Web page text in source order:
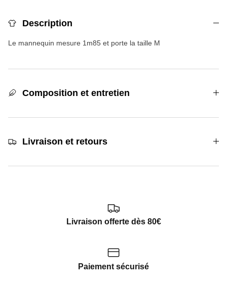
Description
Le mannequin mesure 1m85 et porte la taille M
Composition et entretien
Livraison et retours
Livraison offerte dès 80€
Paiement sécurisé